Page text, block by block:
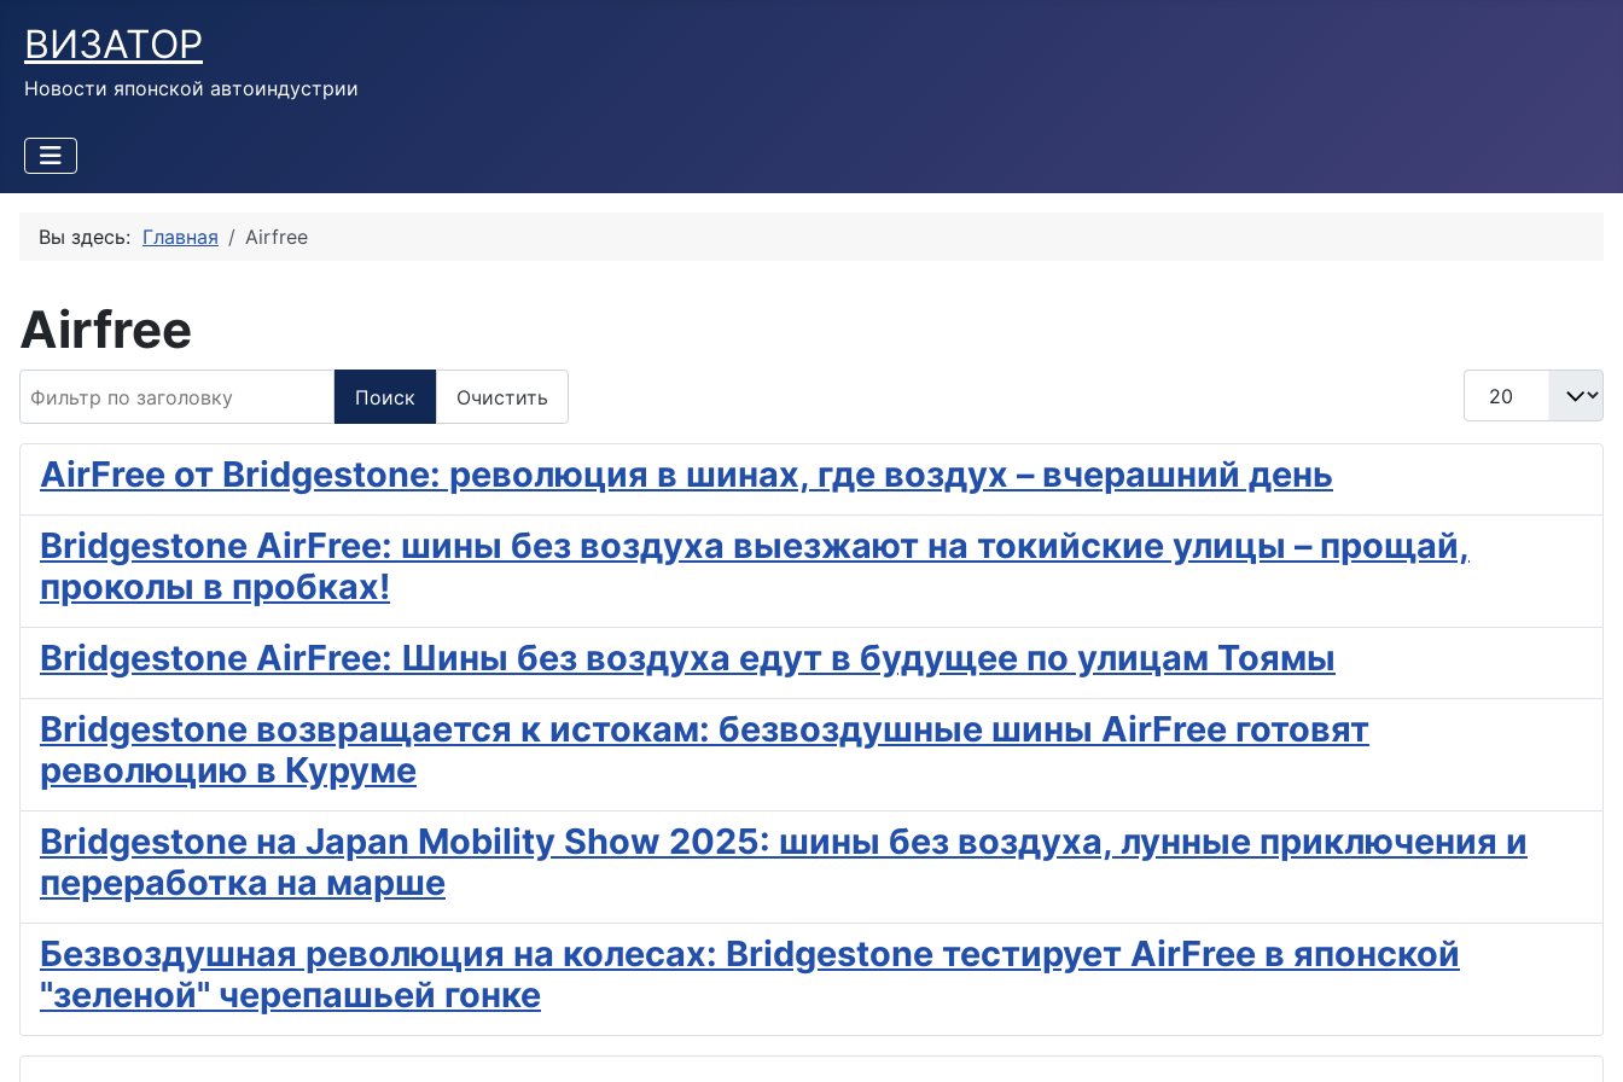
ВИЗАТОР
Новости японской автоиндустрии
Вы здесь: Главная Airfree
Airfree
Поиск Очистить
Кол-во строк:
AirFree от Bridgestone: революция в шинах, где воздух – вчерашний день
Bridgestone AirFree: шины без воздуха выезжают на токийские улицы – прощай,
проколы в пробках!
Bridgestone AirFree: Шины без воздуха едут в будущее по улицам Тоямы
Bridgestone возвращается к истокам: безвоздушные шины AirFree готовят
революцию в Куруме
Bridgestone на Japan Mobility Show 2025: шины без воздуха, лунные приключения и
переработка на марше
Безвоздушная революция на колесах: Bridgestone тестирует AirFree в японской
"зеленой" черепашьей гонке